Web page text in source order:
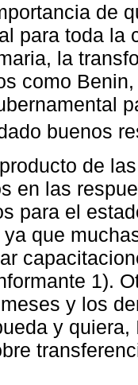
de
para toda la
la
como
buenos
de
en las
para el
que
1).
y los
y